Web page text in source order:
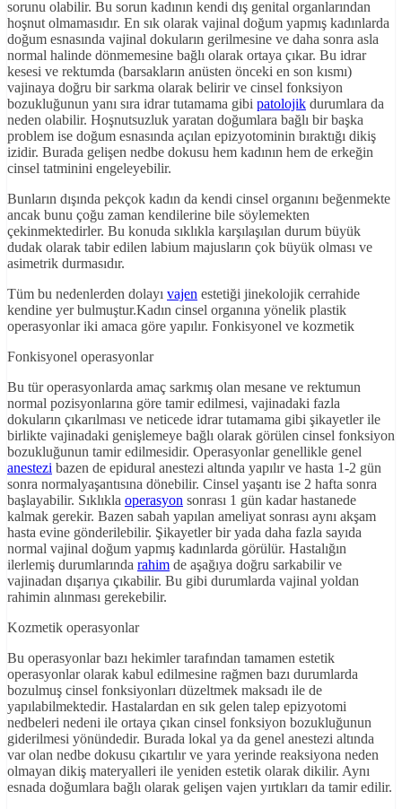
sorunu olabilir. Bu sorun kadının kendi dış genital organlarından
hoşnut olmamasıdır. En sık olarak vajinal doğum yapmış kadınlarda
doğum esnasında vajinal dokuların gerilmesine ve daha sonra asla
normal halinde dönmemesine bağlı olarak ortaya çıkar. Bu idrar
kesesi ve rektumda (barsakların anüsten önceki en son kısmı)
vajinaya doğru bir sarkma olarak belirir ve cinsel fonksiyon
bozukluğunun yanı sıra idrar tutamama gibi patolojik durumlara da
neden olabilir. Hoşnutsuzluk yaratan doğumlara bağlı bir başka
problem ise doğum esnasında açılan epizyotominin bıraktığı dikiş
izidir. Burada gelişen nedbe dokusu hem kadının hem de erkeğin
cinsel tatminini engeleyebilir.
Bunların dışında pekçok kadın da kendi cinsel organını beğenmekte
ancak bunu çoğu zaman kendilerine bile söylemekten
çekinmektedirler. Bu konuda sıklıkla karşılaşılan durum büyük
dudak olarak tabir edilen labium majusların çok büyük olması ve
asimetrik durmasıdır.
Tüm bu nedenlerden dolayı vajen estetiği jinekolojik cerrahide
kendine yer bulmuştur.Kadın cinsel organına yönelik plastik
operasyonlar iki amaca göre yapılır. Fonkisyonel ve kozmetik
Fonkisyonel operasyonlar
Bu tür operasyonlarda amaç sarkmış olan mesane ve rektumun
normal pozisyonlarına göre tamir edilmesi, vajinadaki fazla
dokuların çıkarılması ve neticede idrar tutamama gibi şikayetler ile
birlikte vajinadaki genişlemeye bağlı olarak görülen cinsel fonksiyon
bozukluğunun tamir edilmesidir. Operasyonlar genellikle genel
anestezi bazen de epidural anestezi altında yapılır ve hasta 1-2 gün
sonra normalyaşantısına dönebilir. Cinsel yaşantı ise 2 hafta sonra
başlayabilir. Sıklıkla operasyon sonrası 1 gün kadar hastanede
kalmak gerekir. Bazen sabah yapılan ameliyat sonrası aynı akşam
hasta evine gönderilebilir. Şikayetler bir yada daha fazla sayıda
normal vajinal doğum yapmış kadınlarda görülür. Hastalığın
ilerlemiş durumlarında rahim de aşağıya doğru sarkabilir ve
vajinadan dışarıya çıkabilir. Bu gibi durumlarda vajinal yoldan
rahimin alınması gerekebilir.
Kozmetik operasyonlar
Bu operasyonlar bazı hekimler tarafından tamamen estetik
operasyonlar olarak kabul edilmesine rağmen bazı durumlarda
bozulmuş cinsel fonksiyonları düzeltmek maksadı ile de
yapılabilmektedir. Hastalardan en sık gelen talep epizyotomi
nedbeleri nedeni ile ortaya çıkan cinsel fonksiyon bozukluğunun
giderilmesi yönündedir. Burada lokal ya da genel anestezi altında
var olan nedbe dokusu çıkartılır ve yara yerinde reaksiyona neden
olmayan dikiş materyalleri ile yeniden estetik olarak dikilir. Aynı
esnada doğumlara bağlı olarak gelişen vajen yırtıkları da tamir edilir.